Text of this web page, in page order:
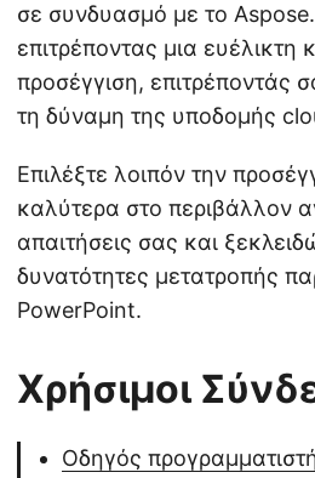
σε συνδυασμό με το
επιτρέποντας μια ευέλικτη
προσέγγιση, επιτρέποντάς
τη δύναμη της υποδομής
Επιλέξτε λοιπόν την
καλύτερα στο περιβάλλον
απαιτήσεις σας και
δυνατότητες μετατροπής
PowerPoint.
Χρήσιμοι
Οδηγός